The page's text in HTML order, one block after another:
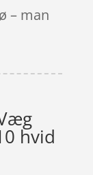
– man
hvid